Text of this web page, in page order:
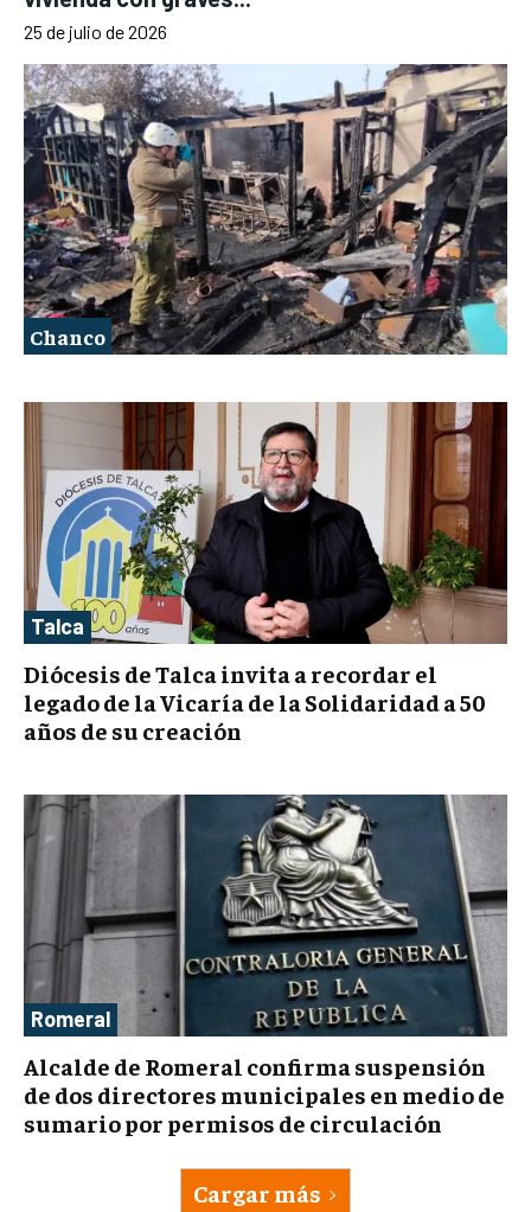
25 de julio de 2026
Chanco
Talca
Diócesis de Talca invita a recordar el
legado de la Vicaría de la Solidaridad a 50
años de su creación
Romeral
Alcalde de Romeral confirma suspensión
de dos directores municipales en medio de
sumario por permisos de circulación
Cargar más